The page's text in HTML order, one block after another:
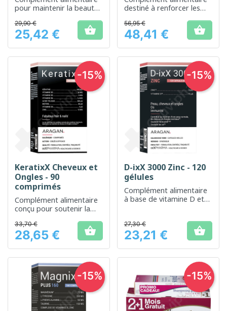
pour maintenir la beauté
cheveux, peau et ongles.
Prix
29,90 €
25,42 € 
destiné à renforcer les
Prix
56,95 €
48,41 € 
KeratixX Cheveux et
Ongles - 90
comprimés
Complément alimentaire
conçu pour soutenir la
ongles
Prix
33,70 €
28,65 € 
-15%
D-ixX 3000 Zinc - 120
gélules
Complément alimentaire
à base de vitamine D et
immunitaire
Prix
27,30 €
23,21 € 
-15%
-15% -15%